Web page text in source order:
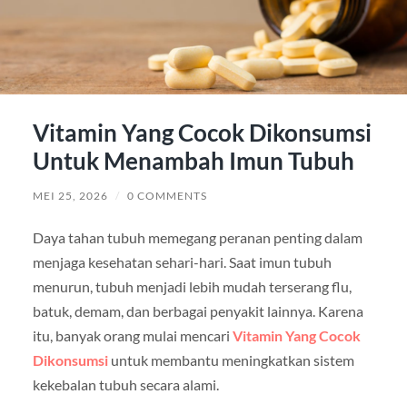
Vitamin Yang Cocok Dikonsumsi
Untuk Menambah Imun Tubuh
MEI 25, 2026 / 0 COMMENTS
Daya tahan tubuh memegang peranan penting dalam
menjaga kesehatan sehari-hari. Saat imun tubuh
menurun, tubuh menjadi lebih mudah terserang flu,
batuk, demam, dan berbagai penyakit lainnya. Karena
itu, banyak orang mulai mencari Vitamin Yang Cocok
Dikonsumsiuntuk membantu meningkatkan sistem
kekebalan tubuh secara alami.